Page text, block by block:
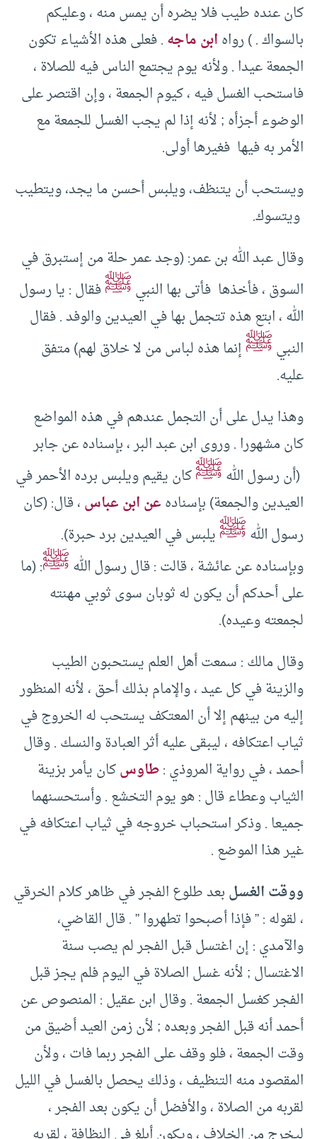
كان عنده طيب فلا يضره أن يمس منه ، وعليكم
بالسواك . ) رواهابن ماجه. فعلى هذه الأشياء تكون
الجمعة عيدا . ولأنه يوم يجتمع الناس فيه للصلاة ،
فاستحب الغسل فيه ، كيوم الجمعة ، وإن اقتصر على
الوضوء أجزأه ; لأنه إذا لم يجب الغسل للجمعة مع
الأمر به فيها فغيرها أولى.
ويستحب أن يتنظف، ويلبس أحسن ما يجد، ويتطيب
ويتسوك.
وقال عبد الله بن عمر: (وجد عمر حلة من إستبرق في
السوق ، فأخذها فأتى بها النبيﷺفقال : يا رسول
الله ، ابتع هذه تتجمل بها في العيدين والوفد . فقال
النبيﷺإنما هذه لباس من لا خلاق لهم) متفق
عليه.
وهذا يدل على أن التجمل عندهم في هذه المواضع
كان مشهورا . وروى ابن عبد البر ، بإسناده عن جابر
(أن رسول اللهﷺكان يقيم ويلبس برده الأحمر في
العيدين والجمعة) بإسنادهعن ابن عباس، قال: (كان
رسول اللهﷺيلبس في العيدين برد حبرة).
وبإسناده عن عائشة ، قالت : قال رسول اللهﷺ: (ما
على أحدكم أن يكون له ثوبان سوى ثوبي مهنته
لجمعته وعيده).
وقال مالك : سمعت أهل العلم يستحبون الطيب
والزينة في كل عيد ، والإمام بذلك أحق ، لأنه المنظور
إليه من بينهم إلا أن المعتكف يستحب له الخروج في
ثياب اعتكافه ، ليبقى عليه أثر العبادة والنسك . وقال
أحمد ، في رواية المروذي :طاوسكان يأمر بزينة
الثياب وعطاء قال : هو يوم التخشع . وأستحسنهما
جميعا . وذكر استحباب خروجه في ثياب اعتكافه في
غير هذا الموضع .
ووقت الغسلبعد طلوع الفجر في ظاهر كلام الخرقي
، لقوله : ” فإذا أصبحوا تطهروا ” . قال القاضي،
والآمدي : إن اغتسل قبل الفجر لم يصب سنة
الاغتسال ; لأنه غسل الصلاة في اليوم فلم يجز قبل
الفجر كغسل الجمعة . وقال ابن عقيل : المنصوص عن
أحمد أنه قبل الفجر وبعده ; لأن زمن العيد أضيق من
وقت الجمعة ، فلو وقف على الفجر ربما فات ، ولأن
المقصود منه التنظيف ، وذلك يحصل بالغسل في الليل
لقربه من الصلاة ، والأفضل أن يكون بعد الفجر ،